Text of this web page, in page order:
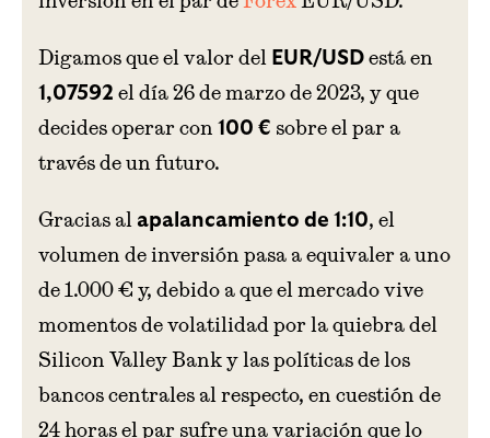
Digamos que el valor del EUR/USD está en
1,07592 el día 26 de marzo de 2023, y que
decides operar con 100 € sobre el par a
través de un futuro.
Gracias al apalancamiento de 1:10, el
volumen de inversión pasa a equivaler a uno
de 1.000 € y, debido a que el mercado vive
momentos de volatilidad por la quiebra del
Silicon Valley Bank y las políticas de los
bancos centrales al respecto, en cuestión de
24 horas el par sufre una variación que lo